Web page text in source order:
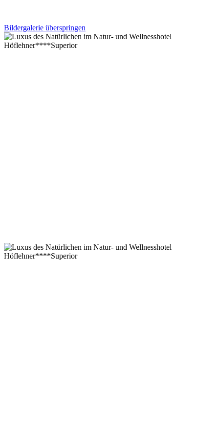
Bildergalerie überspringen